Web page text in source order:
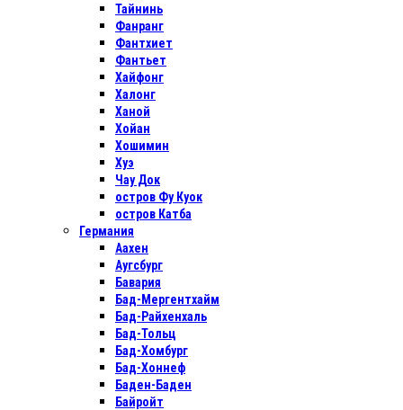
Тайнинь
Фанранг
Фантхиет
Фантьет
Хайфонг
Халонг
Ханой
Хойан
Хошимин
Хуэ
Чау Док
остров Фу Куок
остров Катба
Германия
Аахен
Аугсбург
Бавария
Бад-Мергентхайм
Бад-Райхенхаль
Бад-Тольц
Бад-Хомбург
Бад-Хоннеф
Баден-Баден
Байройт